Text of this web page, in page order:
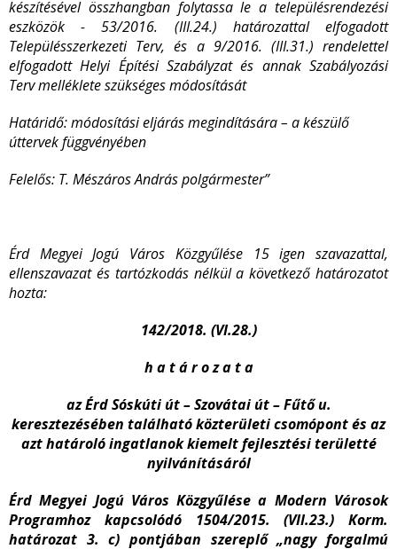
készítésével összhangban folytassa le a településrendezési
eszközök - 53/2016. (III.24.) határozattal elfogadott
Településszerkezeti Terv, és a 9/2016. (III.31.) rendelettel
elfogadott Helyi Építési Szabályzat és annak Szabályozási
Terv melléklete szükséges módosítását
Határidő: módosítási eljárás megindítására – a készülő
úttervek függvényében
Felelős: T. Mészáros András polgármester”
Érd Megyei Jogú Város Közgyűlése 15 igen szavazattal,
ellenszavazat és tartózkodás nélkül a következő határozatot
hozta:
142/2018. (VI.28.)
h a t á r o z a t a
az Érd Sóskúti út – Szovátai út – Fűtő u.
keresztezésében található közterületi csomópont és az
azt határoló ingatlanok kiemelt fejlesztési területté
nyilvánításáról
Érd Megyei Jogú Város Közgyűlése a Modern Városok
Programhoz kapcsolódó 1504/2015. (VII.23.) Korm.
határozat 3. c) pontjában szereplő „nagy forgalmú